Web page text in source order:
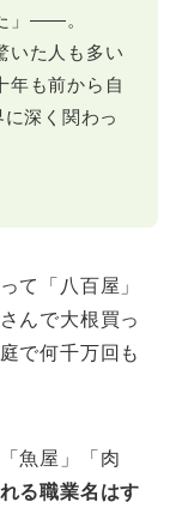
」――。
いた人も多い
年も前から自
深く関わっ
て「八百屋」
んで大根買っ
で何千万回も
魚屋」「肉
る職業名はす